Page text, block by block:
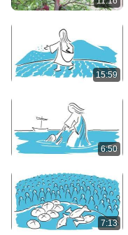
15:59
6:50
7:13